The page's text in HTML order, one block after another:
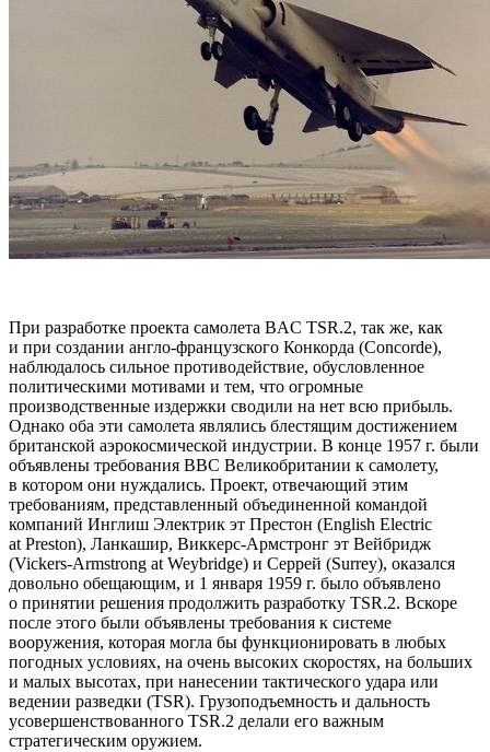
При разработке проекта самолета BAC TSR.2, так же, как
и при создании англо-французского Конкорда (Concorde),
наблюдалось сильное противодействие, обусловленное
политическими мотивами и тем, что огромные
производственные издержки сводили на нет всю прибыль.
Однако оба эти самолета являлись блестящим достижением
британской аэрокосмической индустрии. В конце 1957 г. были
объявлены требования ВВС Великобритании к самолету,
в котором они нуждались. Проект, отвечающий этим
требованиям, представленный объединенной командой
компаний Инглиш Электрик эт Престон (English Electric
at Preston), Ланкашир, Виккерс-Армстронг эт Вейбридж
(Vickers-Armstrong at Weybridge) и Серрей (Surrey), оказался
довольно обещающим, и 1 января 1959 г. было объявлено
о принятии решения продолжить разработку TSR.2. Вскоре
после этого были объявлены требования к системе
вооружения, которая могла бы функционировать в любых
погодных условиях, на очень высоких скоростях, на больших
и малых высотах, при нанесении тактического удара или
ведении разведки (TSR). Грузоподъемность и дальность
усовершенствованного TSR.2 делали его важным
стратегическим оружием.